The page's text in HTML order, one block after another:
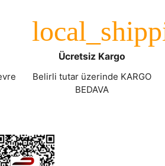
Ücretsiz Kargo
Belirli tutar üzerinde KARGO
BEDAVA